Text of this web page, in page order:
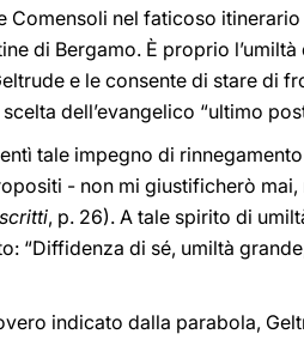
Comensoli nel faticoso
di Bergamo. È proprio
e le consente di stare di
dell’evangelico “ultimo
tale impegno di
- non mi giustificherò
, p. 26). A tale spirito di
“Diffidenza di sé, umiltà
indicato dalla parabola,